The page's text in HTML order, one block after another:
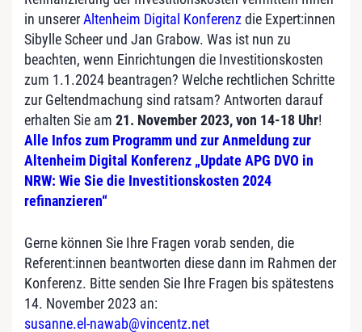
in unsererAltenheim Digital Konferenz die Expert:innen
Sibylle Scheer und Jan Grabow. Was ist nun zu
beachten, wenn Einrichtungen die Investitionskosten
zum 1.1.2024 beantragen? Welche rechtlichen Schritte
zur Geltendmachung sind ratsam? Antworten darauf
erhalten Sie am 21. November 2023, von 14-18 Uhr!
Alle Infos zum Programm und zur Anmeldung zur
Altenheim Digital Konferenz „Update APG DVO in
NRW: Wie Sie die Investitionskosten 2024
refinanzieren“
Gerne können Sie Ihre Fragen vorab senden, die
Referent:innen beantworten diese dann im Rahmen der
Konferenz. Bitte senden Sie Ihre Fragen bis spätestens
14. November 2023 an:
susanne.el-nawab@vincentz.net